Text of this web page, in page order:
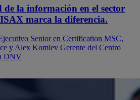
la información en el sector
marca la diferencia.
Senior en Certification MSC,
y Alex Komlev Gerente del Centro
DNV